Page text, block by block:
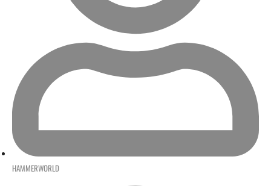
HAMMERWORLD